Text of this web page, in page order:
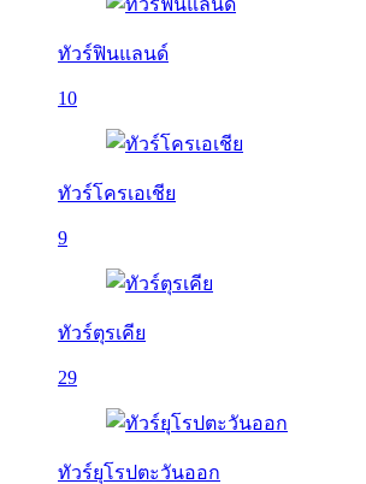
ทัวร์ฟินแลนด์
10
ทัวร์โครเอเชีย
9
ทัวร์ตุรเคีย
29
ทัวร์ยุโรปตะวันออก